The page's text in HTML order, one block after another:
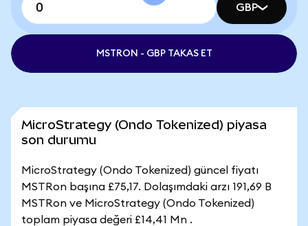
GBP
MSTRON - GBP TAKAS ET
MicroStrategy (Ondo Tokenized) piyasa
son durumu
MicroStrategy (Ondo Tokenized) güncel fiyatı
MSTRon başına £75,17. Dolaşımdaki arzı 191,69 B
MSTRon ve MicroStrategy (Ondo Tokenized)
toplam piyasa değeri £14,41 Mn .